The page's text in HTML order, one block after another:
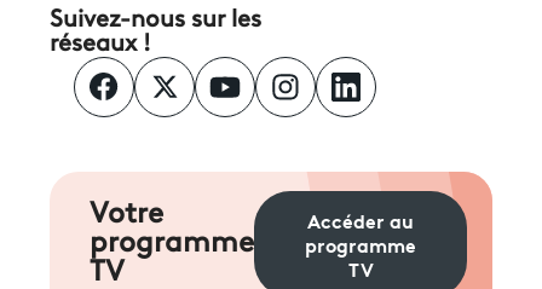
Suivez-nous sur les
réseaux !
Votre
programme
TV
Accéder au
programme
TV